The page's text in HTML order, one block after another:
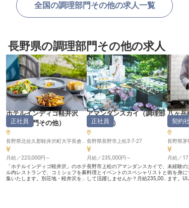
全国の調理部門その他の求人一覧
長野県の調理部門その他の求人
ホテルインディゴ軽井沢
（調理部門その他）
正社員
月給／220,000円～
「ホテルインディゴ軽井沢」のホテ
ル内レストランで、コミシェフを募
集いたします。別荘地・軽井沢を訪
アマンダンスカイ（調理部
門その他 ）
正社員
長野県長野市上松3-7-27
月給／235,000円～
長野市上松のアマンダンスカイで、
料理とイベントのスペシャリストと
して活躍しませんか？月給235,000
八ヶ岳
湯（調
契約社
長野県
月給／
未経験の
術を身に
ます。